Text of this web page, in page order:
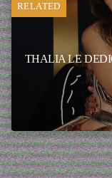
RELATED
THALIA LE